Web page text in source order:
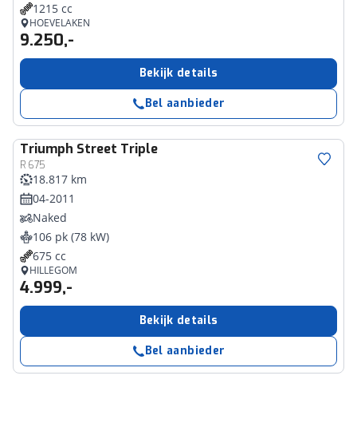
1215 cc
HOEVELAKEN
9.250,-
Bekijk details
Bel aanbieder
Triumph Street Triple
R 675
18.817 km
04-2011
Naked
106 pk (78 kW)
675 cc
HILLEGOM
4.999,-
Bekijk details
Bel aanbieder